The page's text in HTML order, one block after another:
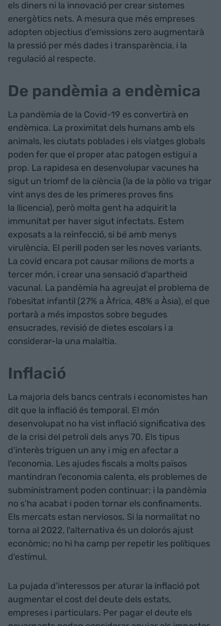
els diners ni la innovació per crear sistemes
energètics nets. A mesura que més empreses
adopten objectius d'emissions zero augmentarà
la pressió per més dades i transparència, i la
regulació al respecte.
De pandèmia a endèmica
La pandèmia de la Covid-19 es convertirà en
endèmica. La proximitat dels humans amb els
animals, les ciutats poblades i els viatges globals
poden fer que el proper atac patogen estigui a
prop. La rapidesa en desenvolupar vacunes ha
sigut un triomf de la ciència (la de la pòlio va trigar
vint anys des de les primeres proves fins
la llicencia), però molta gent ha adquirit la
immunitat per haver sigut infectats. Estem
exposats a la reinfecció, si bé amb menys
virulència. El perill poden ser les noves variants.
La covid encara pot causar milions de morts a
tercer món, i crear una sensació d'apartheid
vacunal. La pandèmia ha agreujat el problema de
l'obesitat infantil (27% a Àfrica, 48% a Àsia), el que
portarà a més impostos sobre begudes
ensucrades, revisió de dietes escolars i a
considerar-la una malaltia.
Inflació
La majoria dels bancs centrals i economistes han
dit que la inflació és temporal. El món
desenvolupat no ha vist inflació significativa des
de la crisi del petroli dels anys 70. Els tipus
d'interès triguen un any i mig en afectar a
l'economia. Les ajudes fiscals a molts països
mantindran l'economia calenta, els problemes de
subministrament poden continuar; i la pandèmia
no s'ha acabat i poden tornar els confinaments.
Els mercats estan nerviosos. Si la normalitat no
torna al 2022, l'alternativa és un dolorós ajust
econòmic; no hi ha camp per repetir les polítiques
d'estímul.
La pujada d'interessos per aturar la inflació pot
augmentar el cost del deute dels estats,
empreses i particulars. Per pagar el deute els